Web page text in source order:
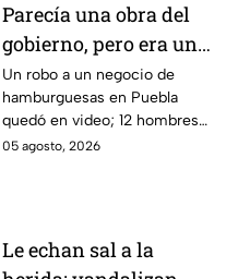
Parecía una obra del
gobierno, pero era un
robo planeado: Así
saquearon negocio de
hamburguesas en
Puebla
Un robo a un negocio de
hamburguesas en Puebla
quedó en video; 12 hombres
habrían fingido ser
05 agosto, 2026
Le echan sal a la